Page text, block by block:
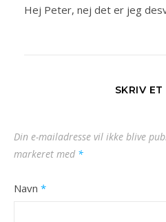
Hej Peter, nej det er jeg
SKRIV ET
Din e-mailadresse vil ikke blive
markeret med *
Navn *